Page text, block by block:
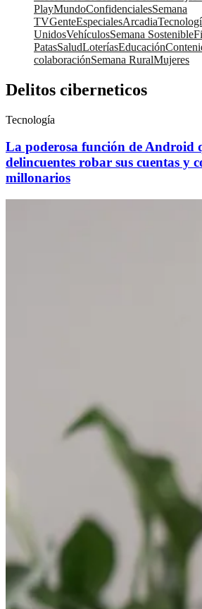
PlayMundoConfidencialesSemana
TVGenteEspecialesArcadia
UnidosVehículosSemana Sostenible
PatasSaludLoteríasEducación
colaboraciónSemana RuralMujeres
Delitos ciberneticos
Tecnología
La poderosa función de Android
delincuentes robar sus cuentas y
millonarios